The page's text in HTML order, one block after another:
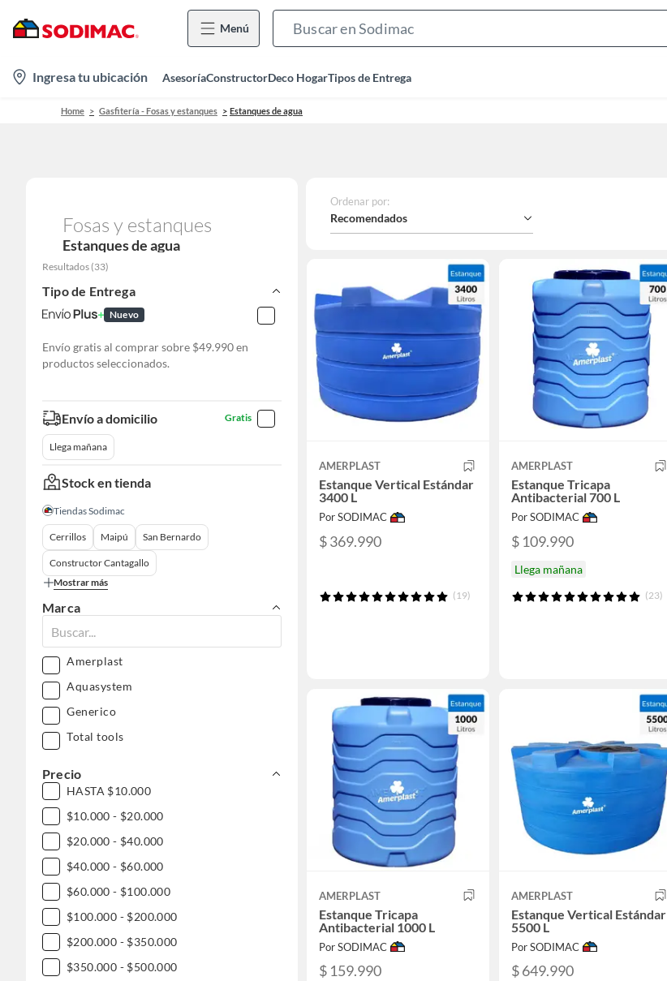
Menú
Bar
location-
icon
Ingresa tu ubicación AsesoríaConstructorDeco HogarTipos de Entrega
Home Gasfitería - Fosas y estanques Estanques de agua
Fosas y estanques
Estanques de agua
Resultados (33)
Tipo de Entrega
Nuevo
Envío gratis al comprar sobre $49.990 en
productos seleccionados.
Envío a domicilio Gratis
Llega mañana
Stock en tienda
Tiendas Sodimac
Cerrillos Maipú San Bernardo
Constructor Cantagallo
Mostrar más
Marca
Amerplast
Aquasystem
Generico
Total tools
Precio
HASTA $10.000
$10.000 - $20.000
$20.000 - $40.000
$40.000 - $60.000
$60.000 - $100.000
$100.000 - $200.000
$200.000 - $350.000
$350.000 - $500.000
Ordenar por:
Recomendados
AMERPLAST
Estanque Vertical Estándar
3400 L
Por SODIMAC
$ 369.990
(19)
AMERPLAST
Estanque Tricapa
Antibacterial 700 L
Por SODIMAC
$ 109.990
Llega mañana
(23)
AMERPLAST
Estanque Tricapa
Antibacterial 1000 L
Por SODIMAC
$ 159.990
AMERPLAST
Estanque Vertical Estándar
5500 L
Por SODIMAC
$ 649.990